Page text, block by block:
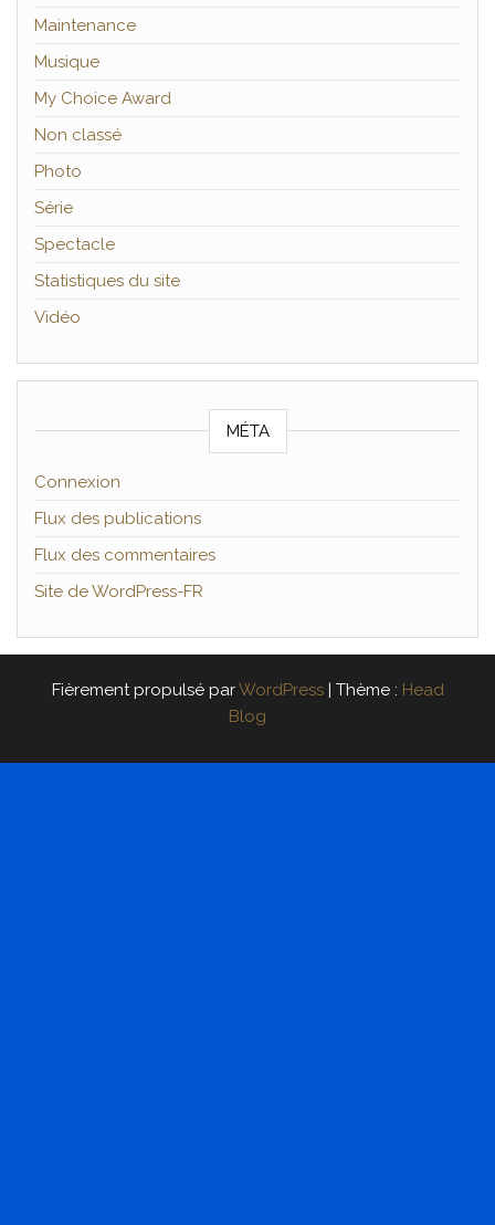
Maintenance
Musique
My Choice Award
Non classé
Photo
Série
Spectacle
Statistiques du site
Vidéo
MÉTA
Connexion
Flux des publications
Flux des commentaires
Site de WordPress-FR
Fièrement propulsé parWordPress | Thème : Head
Blog